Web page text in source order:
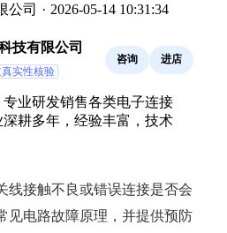
公司 · 2026-05-14 10:31:34
技有限公司
实性核验
咨询 进店
业研发销售各类电子连接
耕多年，经验丰富，技术
线接触不良或错误连接是否会
见电路故障原理，并提供预防